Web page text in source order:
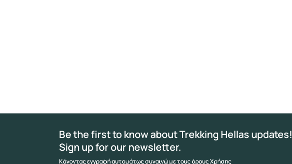
Be the first to know about Trekking Hellas updates!
Sign up for our newsletter.
Κάνοντας εγγραφή αυτομάτως συναινώ με τους όρους Χρήσης